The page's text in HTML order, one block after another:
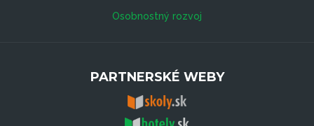
Osobnostný rozvoj
PARTNERSKÉ WEBY